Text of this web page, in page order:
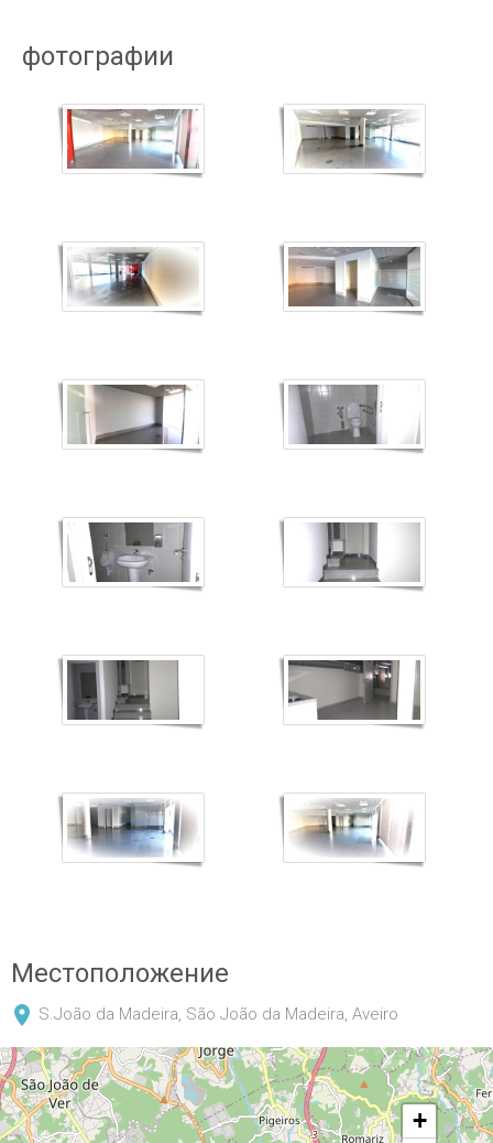
фотографии
Местоположение
S.João da Madeira, São João da Madeira, Aveiro
+